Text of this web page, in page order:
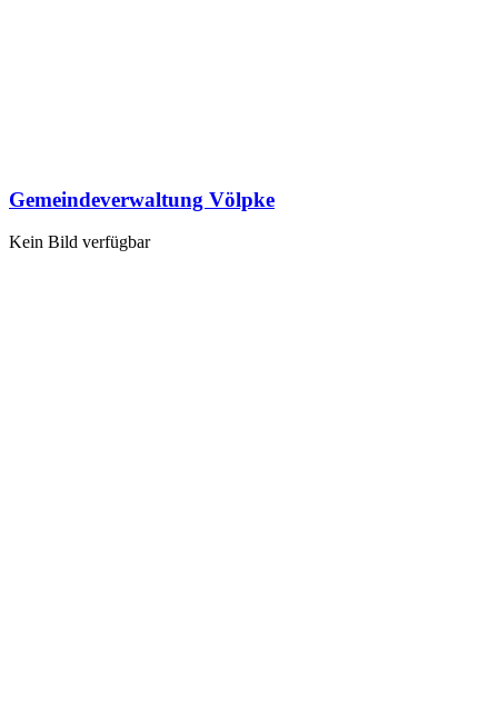
Gemeindeverwaltung Völpke
Kein Bild verfügbar